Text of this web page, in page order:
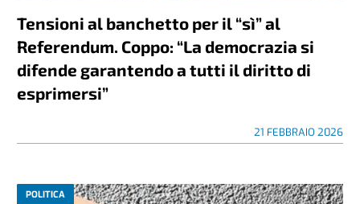
Tensioni al banchetto per il “sì” al
Referendum. Coppo: “La democrazia si
difende garantendo a tutti il diritto di
esprimersi”
21 FEBBRAIO 2026
POLITICA